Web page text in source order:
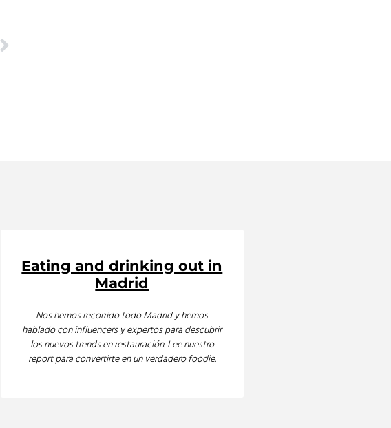
Eating and drinking out in
Madrid
Nos hemos recorrido todo Madrid y hemos
hablado con influencers y expertos para descubrir
los nuevos trends en restauración. Lee nuestro
report para convertirte en un verdadero foodie.